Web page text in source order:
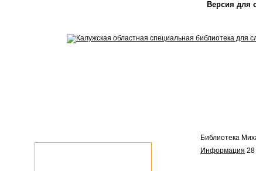
Версия для
Библиотека
Информация 28